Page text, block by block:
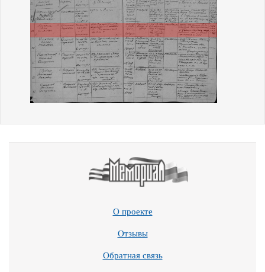
О проекте
Отзывы
Обратная связь